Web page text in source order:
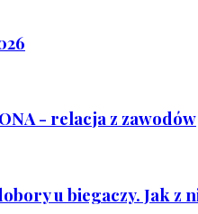
- relacja z zawodów
u biegaczy. Jak z